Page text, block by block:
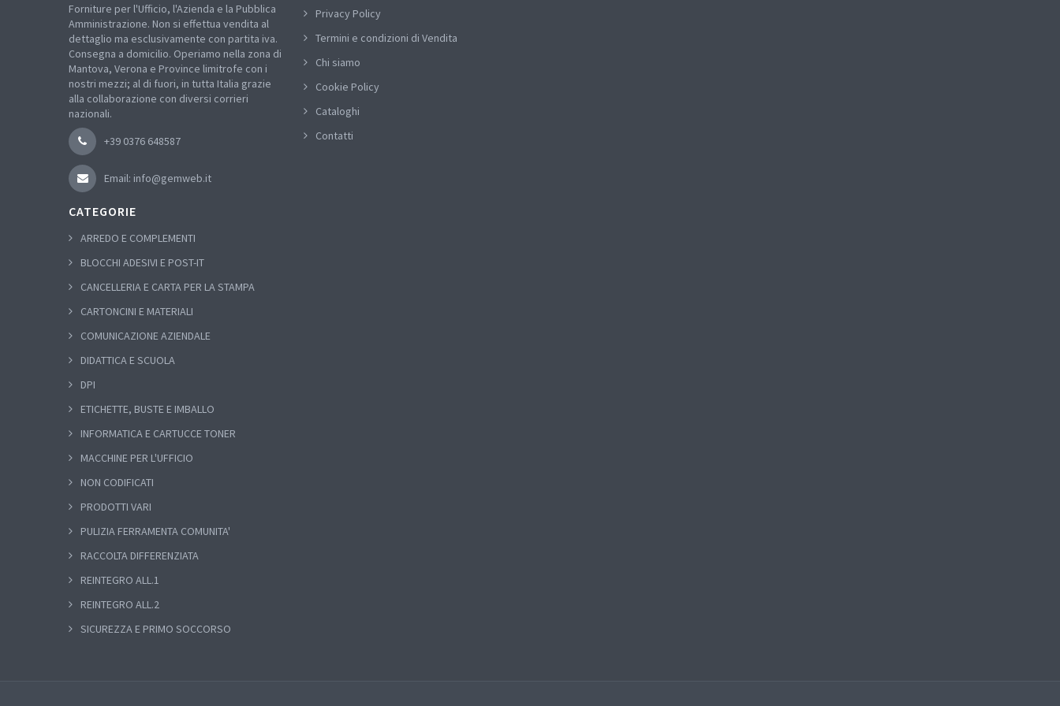
Forniture per l'Ufficio, l'Azienda e la Pubblica
Amministrazione. Non si effettua vendita al
dettaglio ma esclusivamente con partita iva.
Consegna a domicilio. Operiamo nella zona di
Mantova, Verona e Province limitrofe con i
nostri mezzi; al di fuori, in tutta Italia grazie
alla collaborazione con diversi corrieri
nazionali.
+39 0376 648587
Email: info@gemweb.it
Privacy Policy
Termini e condizioni di Vendita
Chi siamo
Cookie Policy
Cataloghi
Contatti
CATEGORIE
ARREDO E COMPLEMENTI
BLOCCHI ADESIVI E POST-IT
CANCELLERIA E CARTA PER LA STAMPA
CARTONCINI E MATERIALI
COMUNICAZIONE AZIENDALE
DIDATTICA E SCUOLA
DPI
ETICHETTE, BUSTE E IMBALLO
INFORMATICA E CARTUCCE TONER
MACCHINE PER L'UFFICIO
NON CODIFICATI
PRODOTTI VARI
PULIZIA FERRAMENTA COMUNITA'
RACCOLTA DIFFERENZIATA
REINTEGRO ALL.1
REINTEGRO ALL.2
SICUREZZA E PRIMO SOCCORSO